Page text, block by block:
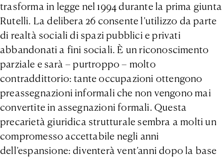
trasforma in legge nel 1994 durante la prima giunta
Rutelli. La delibera 26 consente l’utilizzo da parte
di realtà sociali di spazi pubblici e privati
abbandonati a fini sociali. È un riconoscimento
parziale e sarà – purtroppo – molto
contraddittorio: tante occupazioni ottengono
preassegnazioni informali che non vengono mai
convertite in assegnazioni formali. Questa
precarietà giuridica strutturale sembra a molti un
compromesso accettabile negli anni
dell’espansione: diventerà vent’anni dopo la base